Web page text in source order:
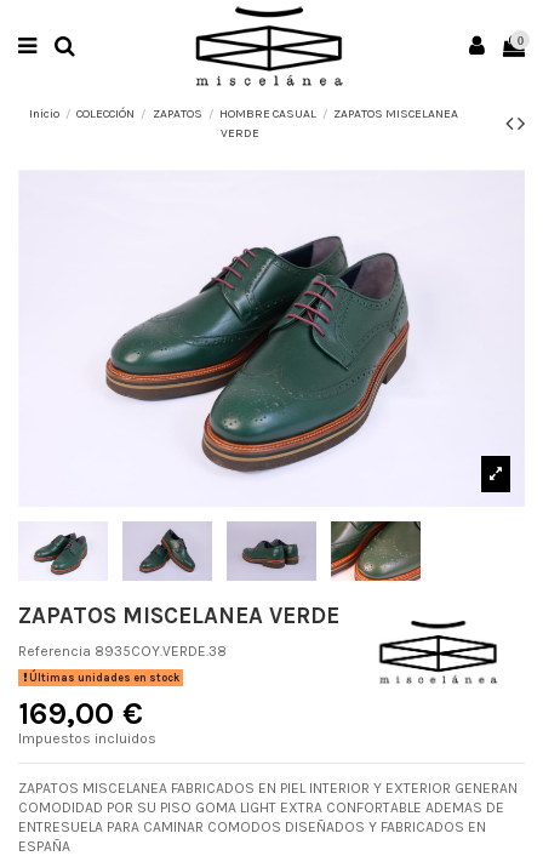
0
Inicio COLECCIÓN ZAPATOS HOMBRE CASUAL
ZAPATOS MISCELANEA
VERDE
ZAPATOS MISCELANEA VERDE
Referencia 8935COY.VERDE.38
Últimas unidades en stock
169,00 €
Impuestos incluidos
ZAPATOS MISCELANEA FABRICADOS EN PIEL INTERIOR Y EXTERIOR GENERAN
COMODIDAD POR SU PISO GOMA LIGHT EXTRA CONFORTABLE ADEMAS DE
ENTRESUELA PARA CAMINAR COMODOS DISEÑADOS Y FABRICADOS EN
ESPAÑA